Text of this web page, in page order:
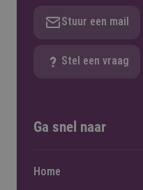
Stuur een mail
Stel een vraag
Ga snel naar
Home